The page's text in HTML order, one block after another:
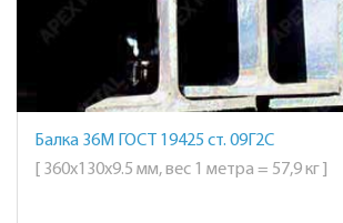
Балка 36М ГОСТ 19425 ст. 09Г2С
[ 360х130х9.5 мм, вес 1 метра = 57,9 кг ]